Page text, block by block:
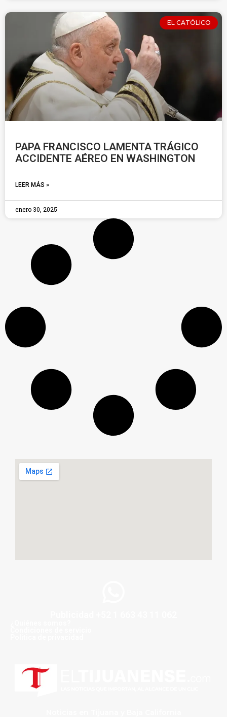
EL CATÓLICO
PAPA FRANCISCO LAMENTA TRÁGICO
ACCIDENTE AÉREO EN WASHINGTON
LEER MÁS »
enero 30, 2025